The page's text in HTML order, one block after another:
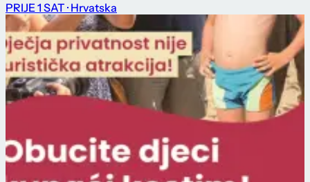
PRIJE 1 SAT · Hrvatska